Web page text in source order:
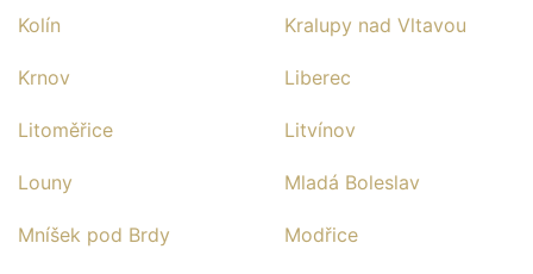
Kolín Kralupy nad Vltavou
Krnov Liberec
Litoměřice Litvínov
Louny Mladá Boleslav
Mníšek pod Brdy Modřice